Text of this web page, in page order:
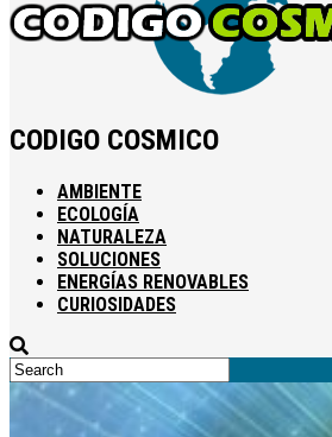
CODIGO COSMICO
AMBIENTE
ECOLOGÍA
NATURALEZA
SOLUCIONES
ENERGÍAS RENOVABLES
CURIOSIDADES